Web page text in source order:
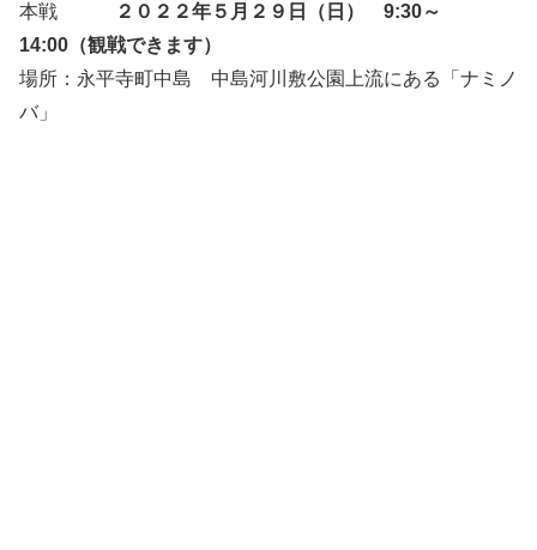
本戦
２０２２年５月２９日（日） 9:30～
14:00（観戦できます）
場所：永平寺町中島 中島河川敷公園上流にある「ナミノ
バ」